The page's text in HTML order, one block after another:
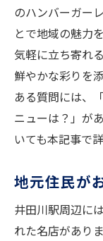
のハンバーガー
とで地域の魅力
気軽に立ち寄れ
鮮やかな彩りを
ある質問には、
ニューは？」が
いても本記事で
地元住民が
井田川駅周辺に
れた名店があり